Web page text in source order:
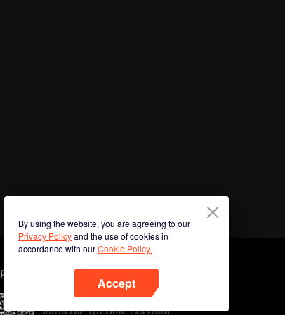
By using the website, you are agreeing to our
Privacy Policyand the use of cookies in
accordance with ourCookie Policy.
Accept
Phone
สแกนรหัส QR เพื่อดาวน์โหลด